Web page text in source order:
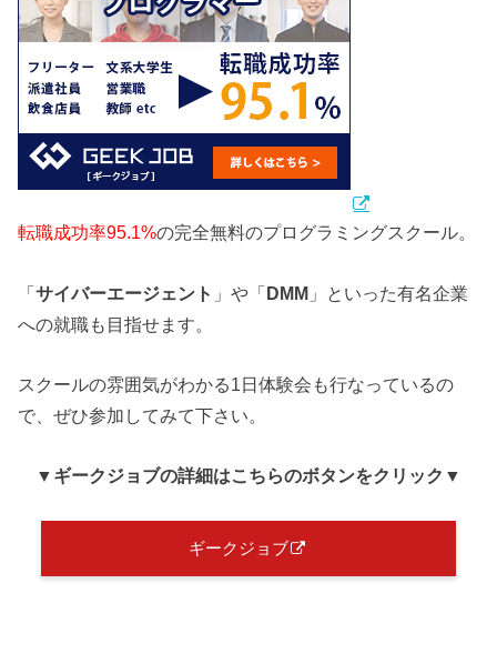
転職成功率95.1%の完全無料のプログラミングスクール。
「サイバーエージェント 」や「DMM 」といった有名企業
への就職も目指せます。
スクールの雰囲気がわかる1日体験会も行なっているの
で、ぜひ参加してみて下さい。
▼ギークジョブの詳細はこちらのボタンをクリック ▼
ギークジョブ